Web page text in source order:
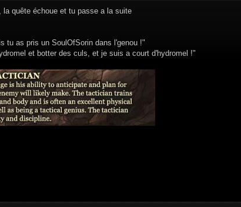
quête échoue et tu passe a la suite
tu as pris un SoulOfSorin dans l'genou !"
et botter des culs, et je suis a court d'hydromel !"